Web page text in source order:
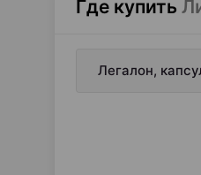
Где купить
Легалон,